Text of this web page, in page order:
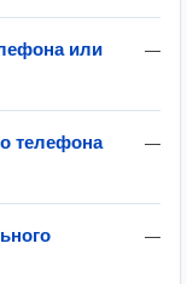
—
или
—
телефона
—